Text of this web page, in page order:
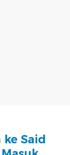
Said